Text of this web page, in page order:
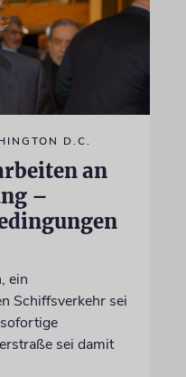
D.C.
an
–
ein
Schiffsverkehr sei
sei damit